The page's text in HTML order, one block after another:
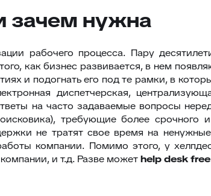
зачем нужна
рабочего процесса. Пару
как бизнес развивается, в нем
и подогнать его под те рамки, в
диспетчерская,
на часто задаваемые вопросы
требующие более срочного и
не тратят свое время на
компании. Помимо этого, у
и т.д. Разве можетhelpdeskfree